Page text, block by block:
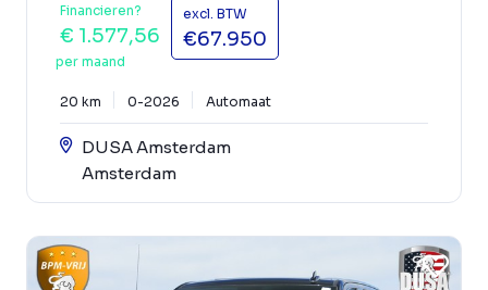
Financieren?
€ 1.577,56
per maand
excl. BTW
€67.950
20 km 0-2026 Automaat
DUSA Amsterdam
Amsterdam